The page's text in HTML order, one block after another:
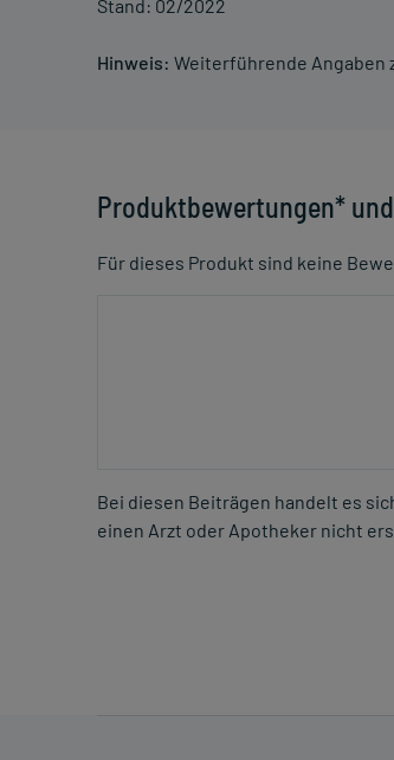
Stand: 02/2022
Hinweis: Weiterführende Angaben
Produktbewertungen*
Für dieses Produkt sind keine
Bei diesen Beiträgen handelt es
einen Arzt oder Apotheker nicht